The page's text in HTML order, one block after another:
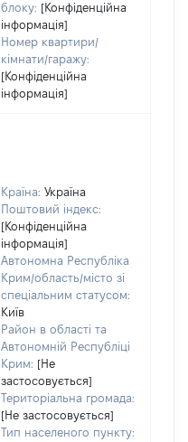
блоку: [Конфіденційна
інформація]
Номер квартири/
кімнати/гаражу:
[Конфіденційна
інформація]
Країна: Україна
Поштовий індекс:
[Конфіденційна
інформація]
Автономна Республіка
Крим/область/місто зі
спеціальним статусом:
Київ
Район в області та
Автономній Республіці
Крим: [Не
застосовується]
Територіальна громада:
[Не застосовується]
Тип населеного пункту: